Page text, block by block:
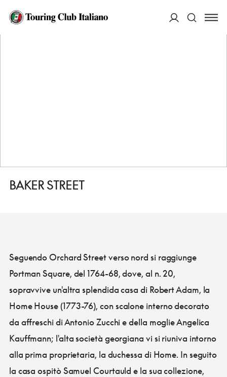
HOME
BAKER STREET
Seguendo Orchard Street verso nord si raggiunge
Portman Square, del 1764-68, dove, al n. 20,
sopravvive un'altra splendida casa di Robert Adam, la
Home House (1773-76), con scalone interno decorato
da affreschi di Antonio Zucchi e della moglie Angelica
Kauffmann; l'alta società georgiana vi si riuniva intorno
alla prima proprietaria, la duchessa di Home. In seguito
la casa ospitò Samuel Courtauld e la sua collezione,